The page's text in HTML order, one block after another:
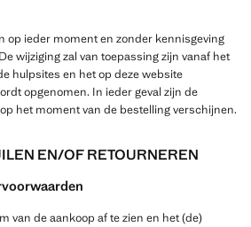
op ieder moment en zonder kennisgeving
wijziging zal van toepassing zijn vanaf het
hulpsites en het op deze website
opgenomen. In ieder geval zijn de
het moment van de bestelling verschijnen.
EN/OF RETOURNEREN
van de aankoop af te zien en het (de)